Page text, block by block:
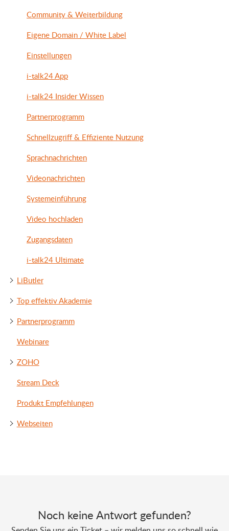
Community & Weiterbildung
Eigene Domain / White Label
Einstellungen
i-talk24 App
i-talk24 Insider Wissen
Partnerprogramm
Schnellzugriff & Effiziente Nutzung
Sprachnachrichten
Videonachrichten
Systemeinführung
Video hochladen
Zugangsdaten
i-talk24 Ultimate
LiButler
Top effektiv Akademie
Partnerprogramm
Webinare
ZOHO
Stream Deck
Produkt Empfehlungen
Webseiten
Noch keine Antwort gefunden?